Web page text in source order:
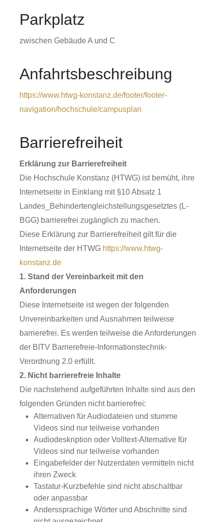
Parkplatz
zwischen Gebäude A und C
Anfahrtsbeschreibung
https://www.htwg-konstanz.de/footer/footer-
navigation/hochschule/campusplan
Barrierefreiheit
Erklärung zur Barrierefreiheit
Die Hochschule Konstanz (HTWG) ist bemüht, ihre
Internetseite in Einklang mit §10 Absatz 1
Landes_Behindertengleichstellungsgesetztes (L-
BGG) barrierefrei zugänglich zu machen.
Diese Erklärung zur Barrierefreiheit gilt für die
Internetseite der HTWG https://www.htwg-
konstanz.de
1. Stand der Vereinbarkeit mit den
Anforderungen
Diese Internetseite ist wegen der folgenden
Unvereinbarkeiten und Ausnahmen teilweise
barrierefrei. Es werden teilweise die Anforderungen
der BITV Barrierefreie-Informationstechnik-
Verordnung 2.0 erfüllt.
2. Nicht barrierefreie Inhalte
Die nachstehend aufgeführten Inhalte sind aus den
folgenden Gründen nicht barrierefrei:
Alternativen für Audiodateien und stumme
Videos sind nur teilweise vorhanden
Audiodeskription oder Volltext-Alternative für
Videos sind nur teilweise vorhanden
Eingabefelder der Nutzerdaten vermitteln nicht
ihren Zweck
Tastatur-Kurzbefehle sind nicht abschaltbar
oder anpassbar
Anderssprachige Wörter und Abschnitte sind